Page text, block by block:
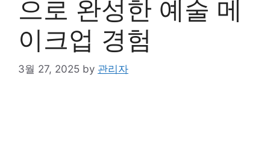
으로 완성한 예술 메
이크업 경험
3월 27, 2025 by 관리자